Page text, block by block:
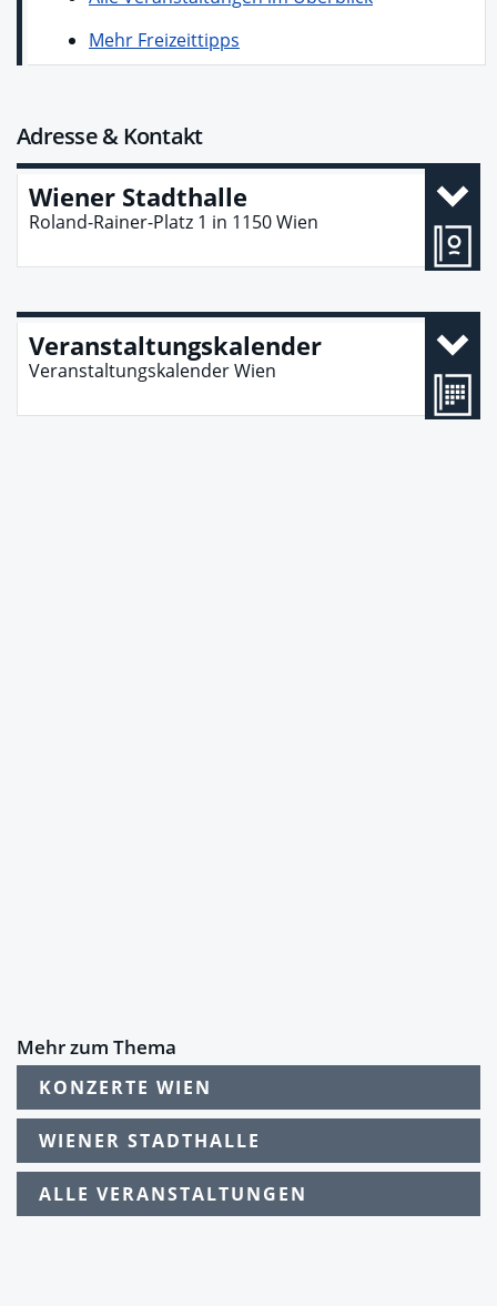
Mehr Freizeittipps
Adresse & Kontakt
Wiener Stadthalle
Roland-Rainer-Platz 1 in 1150Wien
Veranstaltungskalender
Veranstaltungskalender Wien
Mehr zum Thema
KONZERTE WIEN
WIENER STADTHALLE
ALLE VERANSTALTUNGEN